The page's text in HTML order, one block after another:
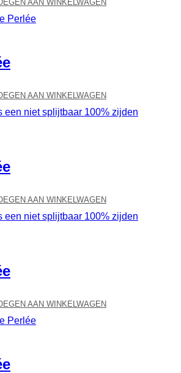
AAN WINKELWAGEN
AAN WINKELWAGEN
AAN WINKELWAGEN
AAN WINKELWAGEN